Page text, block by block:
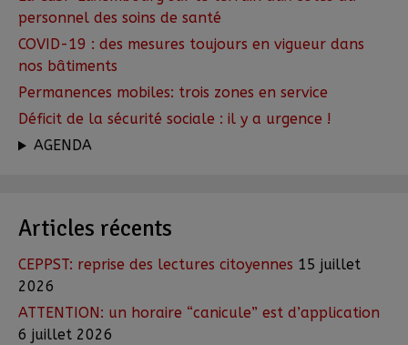
personnel des soins de santé
COVID-19 : des mesures toujours en vigueur dans
nos bâtiments
Permanences mobiles: trois zones en service
Déficit de la sécurité sociale : il y a urgence !
AGENDA
Articles récents
CEPPST: reprise des lectures citoyennes 15 juillet
2026
ATTENTION: un horaire “canicule” est d’application
6 juillet 2026